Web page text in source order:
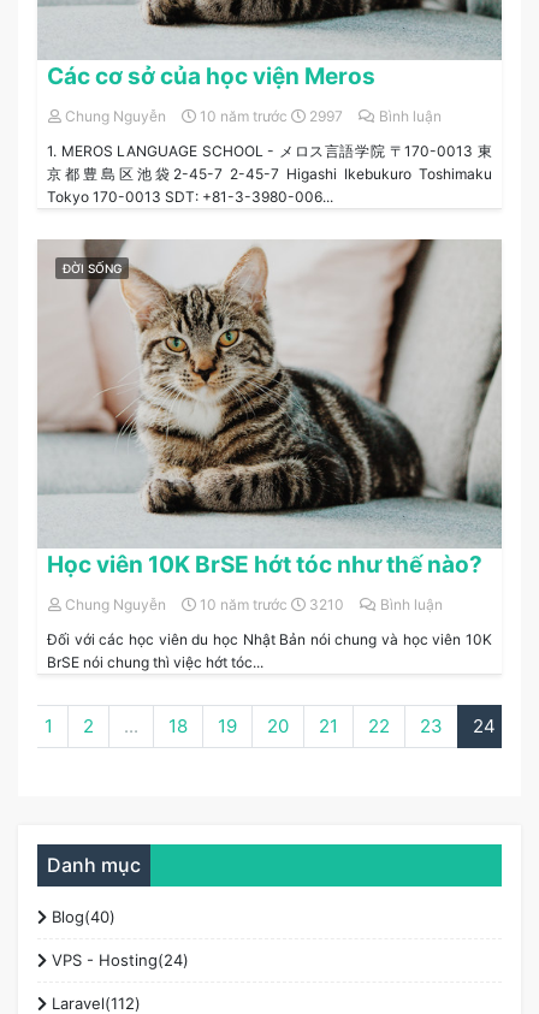
Các cơ sở của học viện Meros
Chung Nguyễn 10 năm trước 2997
Bình luận
1. MEROS LANGUAGE SCHOOL - メロス言語学院 〒170-0013 東
京都豊島区池袋2-45-7 2-45-7 Higashi Ikebukuro Toshimaku
Tokyo 170-0013 SDT: +81-3-3980-006...
ĐỜI SỐNG
Học viên 10K BrSE hớt tóc như thế nào?
Chung Nguyễn 10 năm trước 3210
Bình luận
Đối với các học viên du học Nhật Bản nói chung và học viên 10K
BrSE nói chung thì việc hớt tóc...
1 2 ... 18 19 20 21 22 23 24
Danh mục
Blog(40)
VPS - Hosting(24)
Laravel(112)